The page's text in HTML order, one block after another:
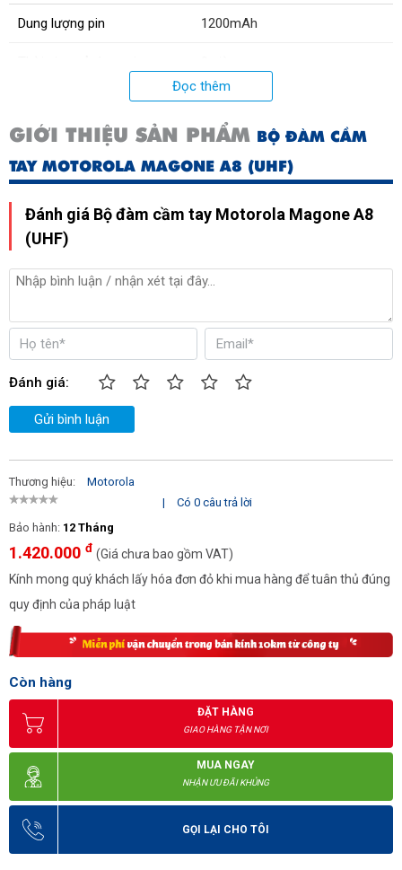
Dung lượng pin 1200mAh
Malaysia
Công suất cao tần 5W
Cự li liên lạc 1 ~ 3km
Kích thước 107x58x37(mm)
Đọc thêm
GIỚI THIỆU SẢN PHẨM BỘ ĐÀM CẦM
TAY MOTOROLA MAGONE A8 (UHF)
Đánh giá Bộ đàm cầm tay Motorola Magone A8
(UHF)
Đánh giá:
Gửi bình luận
Thương hiệu:
Motorola
|
Có 0 câu trả lời
Bảo hành: 12 Tháng
1.420.000 đ (Giá chưa bao gồm VAT)
Kính mong quý khách lấy hóa đơn đỏ khi mua hàng để tuân thủ đúng
quy định của pháp luật
Còn hàng
ĐẶT HÀNG
GIAO HÀNG TẬN NƠI
MUA NGAY
NHẬN ƯU ĐÃI KHỦNG
GỌI LẠI CHO TÔI